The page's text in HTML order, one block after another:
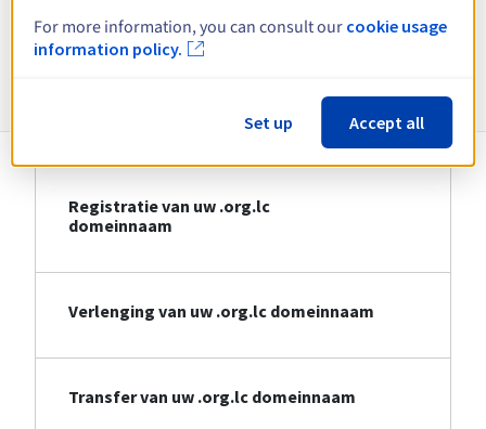
Registratie van uw .org.lc
domeinnaam
Verlenging van uw .org.lc domeinnaam
Transfer van uw .org.lc domeinnaam
For more information, you can consult our cookie usage
information policy.
Set up Accept all